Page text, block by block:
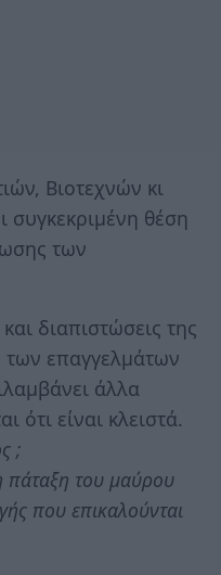
Βιοτεχνών κι
θέση
των
διαπιστώσεις της
επαγγελμάτων
άλλα
ότι είναι κλειστά.
;
πάταξη του μαύρου
που επικαλούνται